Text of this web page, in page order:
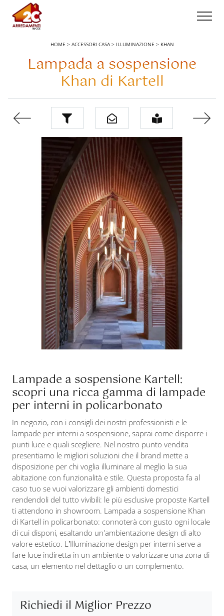
HOME > ACCESSORI CASA> ILLUMINAZIONE > KHAN
Lampada a sospensione
Khan di Kartell
Lampade a sospensione Kartell:
scopri una ricca gamma di lampade
per interni in policarbonato
In negozio, con i consigli dei nostri professionisti e le
lampade per interni a sospensione, saprai come disporre i
punti luce e quali scegliere. Nel nostro punto vendita
presentiamo le migliori soluzioni che il brand mette a
disposizione per chi voglia illuminare al meglio la sua
abitazione con funzionalità e stile. Questa proposta fa al
caso tuo se vuoi valorizzare gli ambienti domestici
rendendoli del tutto vivibili: le più esclusive proposte Kartell
ti attendono in showroom. Lampada a sospensione Khan
di Kartell in policarbonato: connoterà con gusto ogni locale
di cui disponi, esaltando un'ambientazione design di alto
valore estetico. L’Illuminazione design per interni serve a
fare luce indiretta in un ambiente o valorizzare una zona di
casa, un elemento nel dettaglio o un complemento.
Richiedi il Miglior Prezzo